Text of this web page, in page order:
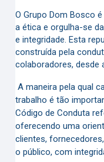
O Grupo Dom Bosco
a ética e orgulha-se
e integridade. Esta
construída pela
colaboradores, desde
A maneira pela qual
trabalho é tão
Código de Conduta
oferecendo uma
clientes,
o público, com